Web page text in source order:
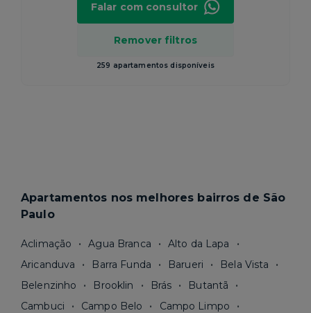
Remover filtros
259 apartamentos disponíveis
Falar com consultor
Apartamentos nos melhores bairros de São
Paulo
Aclimação Agua Branca
Alto da Lapa
Aricanduva
Barra Funda Barueri
Bela Vista
Belenzinho
Brooklin Brás
Butantã
Cambuci
Campo Belo
Campo Limpo